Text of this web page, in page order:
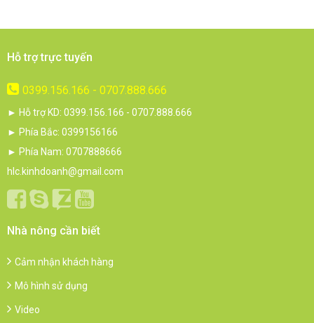
Hỗ trợ trực tuyến
0399.156.166 - 0707.888.666
► Hỗ trợ KD: 0399.156.166 - 0707.888.666
► Phía Bắc: 0399156166
► Phía Nam: 0707888666
hlc.kinhdoanh@gmail.com
Nhà nông cần biết
Cảm nhận khách hàng
Mô hình sử dụng
Video